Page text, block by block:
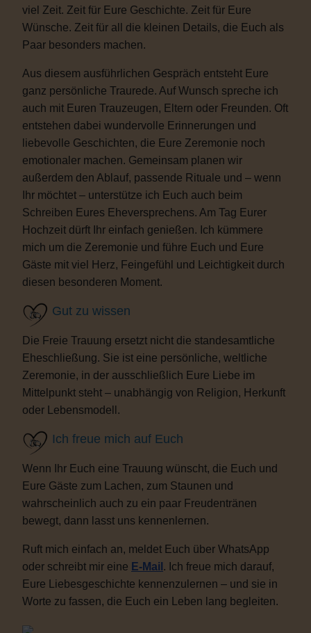
viel Zeit. Zeit für Eure Geschichte. Zeit für Eure
Wünsche. Zeit für all die kleinen Details, die Euch als
Paar besonders machen.
Aus diesem ausführlichen Gespräch entsteht Eure
ganz persönliche Traurede. Auf Wunsch spreche ich
auch mit Euren Trauzeugen, Eltern oder Freunden. Oft
entstehen dabei wundervolle Erinnerungen und
liebevolle Geschichten, die Eure Zeremonie noch
emotionaler machen. Gemeinsam planen wir
außerdem den Ablauf, passende Rituale und – wenn
Ihr möchtet – unterstütze ich Euch auch beim
Schreiben Eures Eheversprechens. Am Tag Eurer
Hochzeit dürft Ihr einfach genießen. Ich kümmere
mich um die Zeremonie und führe Euch und Eure
Gäste mit viel Herz, Feingefühl und Leichtigkeit durch
diesen besonderen Moment.
Gut zu wissen
Die Freie Trauung ersetzt nicht die standesamtliche
Eheschließung. Sie ist eine persönliche, weltliche
Zeremonie, in der ausschließlich Eure Liebe im
Mittelpunkt steht – unabhängig von Religion, Herkunft
oder Lebensmodell.
Ich freue mich auf Euch
Wenn Ihr Euch eine Trauung wünscht, die Euch und
Eure Gäste zum Lachen, zum Staunen und
wahrscheinlich auch zu ein paar Freudentränen
bewegt, dann lasst uns kennenlernen.
Ruft mich einfach an, meldet Euch über WhatsApp
oder schreibt mir eine E-Mail . Ich freue mich darauf,
Eure Liebesgeschichte kennenzulernen – und sie in
Worte zu fassen, die Euch ein Leben lang begleiten.